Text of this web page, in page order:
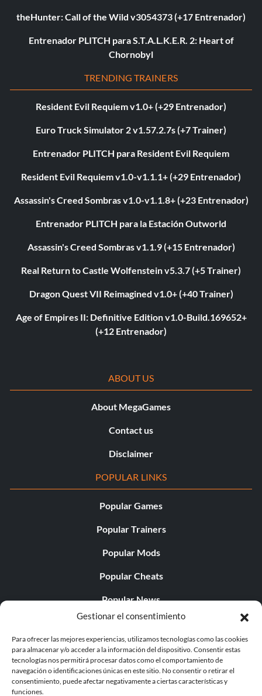
Gestionar el consentimiento
Para ofrecer las mejores experiencias, utilizamos tecnologías como las cookies
para almacenar y/o acceder a la información del dispositivo. Consentir estas
tecnologías nos permitirá procesar datos como el comportamiento de
navegación o identificaciones únicas en este sitio. No consentir o retirar el
consentimiento, puede afectar negativamente a ciertas características y
funciones.
theHunter: Call of the Wild v3054373 (+17 Entrenador)
Entrenador PLITCH para S.T.A.L.K.E.R. 2: Heart of
Chornobyl
TRENDING TRAINERS
Resident Evil Requiem v1.0+ (+29 Entrenador)
Euro Truck Simulator 2 v1.57.2.7s (+7 Trainer)
Entrenador PLITCH para Resident Evil Requiem
Resident Evil Requiem v1.0-v1.1.1+ (+29 Entrenador)
Assassin's Creed Sombras v1.0-v1.1.8+ (+23 Entrenador)
Entrenador PLITCH para la Estación Outworld
Assassin's Creed Sombras v1.1.9 (+15 Entrenador)
Real Return to Castle Wolfenstein v5.3.7 (+5 Trainer)
Dragon Quest VII Reimagined v1.0+ (+40 Trainer)
Age of Empires II: Definitive Edition v1.0-Build.169652+
(+12 Entrenador)
ABOUT US
About MegaGames
Contact us
Disclaimer
POPULAR LINKS
Popular Games
Popular Trainers
Popular Mods
Popular Cheats
Popular News
Popular Editorials
Popular Free Games
LATEST UPDATES